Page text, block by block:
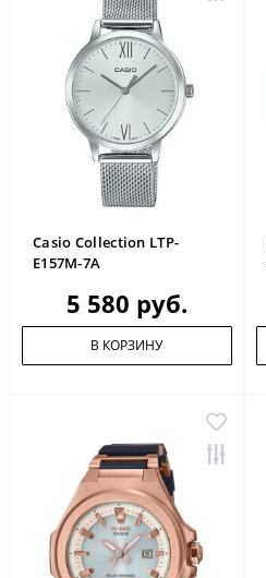
Casio Collection LTP-
E157M-7A
5 580 руб.
В КОРЗИНУ